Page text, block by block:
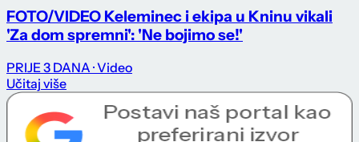
FOTO/VIDEO Keleminec i ekipa u Kninu vikali
'Za dom spremni': 'Ne bojimo se!'
PRIJE 3 DANA · Video
Učitaj više